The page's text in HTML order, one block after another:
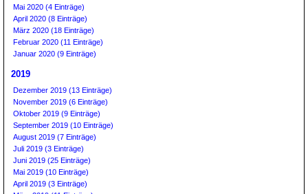
Mai 2020 (4 Einträge)
April 2020 (8 Einträge)
März 2020 (18 Einträge)
Februar 2020 (11 Einträge)
Januar 2020 (9 Einträge)
2019
Dezember 2019 (13 Einträge)
November 2019 (6 Einträge)
Oktober 2019 (9 Einträge)
September 2019 (10 Einträge)
August 2019 (7 Einträge)
Juli 2019 (3 Einträge)
Juni 2019 (25 Einträge)
Mai 2019 (10 Einträge)
April 2019 (3 Einträge)